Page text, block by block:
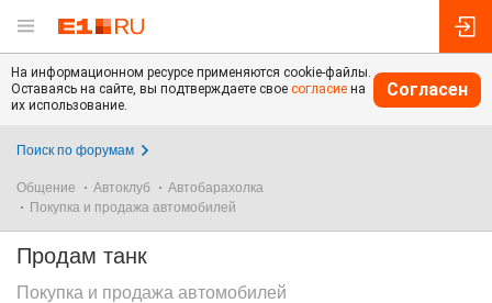
На информационном ресурсе применяются cookie-файлы.
Оставаясь на сайте, вы подтверждаете свое согласие на
их использование.
Согласен
Поиск по форумам
Общение Автоклуб
Автобарахолка
Покупка и продажа автомобилей
Продам танк
Покупка и продажа автомобилей